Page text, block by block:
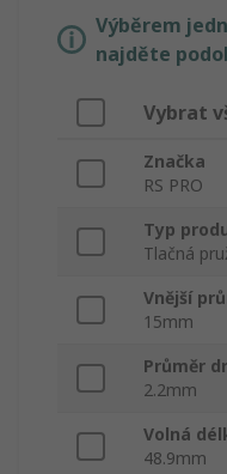
Výběrem
najděte
Vybrat
Značka
RS PRO
Typ
Tlačná
Vnější
15mm
Průměr
2.2mm
Volná
48.9mm